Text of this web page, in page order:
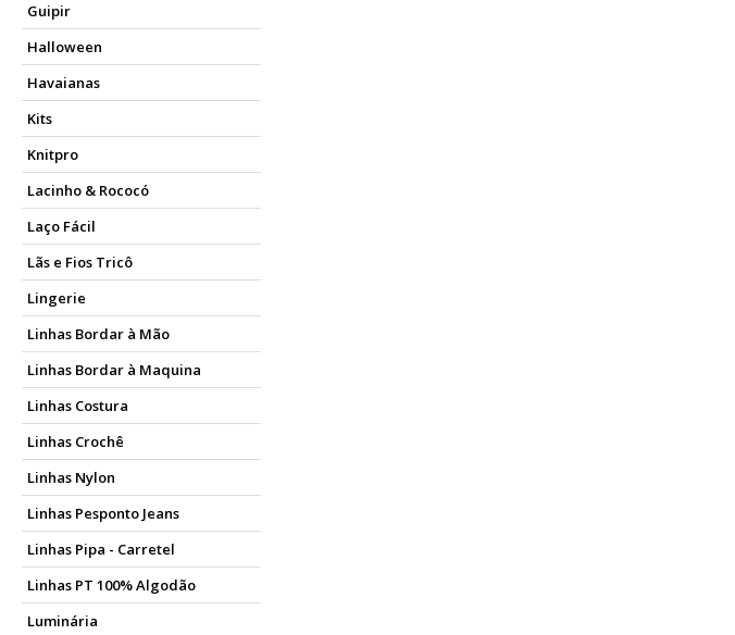
Guipir
Halloween
Havaianas
Kits
Knitpro
Lacinho & Rococó
Laço Fácil
Lãs e Fios Tricô
Lingerie
Linhas Bordar à Mão
Linhas Bordar à Maquina
Linhas Costura
Linhas Crochê
Linhas Nylon
Linhas Pesponto Jeans
Linhas Pipa - Carretel
Linhas PT 100% Algodão
Luminária